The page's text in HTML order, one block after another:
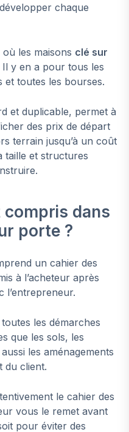
chaque
les maisons clé sur
y en a pour tous les
et toutes les bourses.
et duplicable, permet à
des prix de départ
terrain jusqu’à un coût
taille et structures
compris dans
porte ?
un cahier des
à l’acheteur après
l’entrepreneur.
les démarches
que les sols, les
les aménagements
du client.
le cahier des
vous le remet avant
pour éviter des